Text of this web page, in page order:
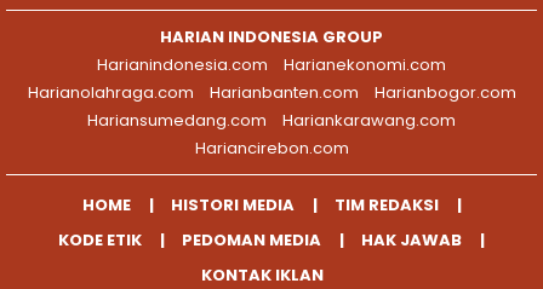
HARIAN INDONESIA GROUP
Harianindonesia.com
Harianekonomi.com
Harianolahraga.com
Harianbanten.com
Harianbogor.com
Hariansumedang.com
Hariankarawang.com
Hariancirebon.com
HOME HISTORI MEDIA
TIM REDAKSI
KODE ETIK
PEDOMAN MEDIA
HAK JAWAB
KONTAK IKLAN